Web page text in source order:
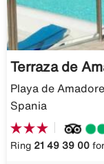
Terraza de
Playa de
Spania
Ring 21 49 39 00